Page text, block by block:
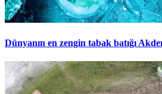
Dünyanın en zengin tabak batığı